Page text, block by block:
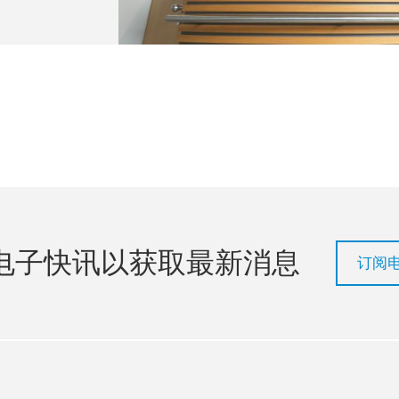
子快讯以获取最新消息 订阅